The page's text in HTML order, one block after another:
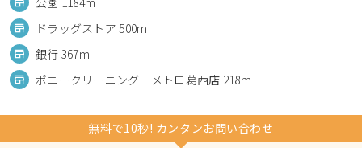
ドラッグストア 500m
銀行 367m
ポニークリーニング メトロ葛西店 218m
無料で10秒! カンタンお問い合わせ